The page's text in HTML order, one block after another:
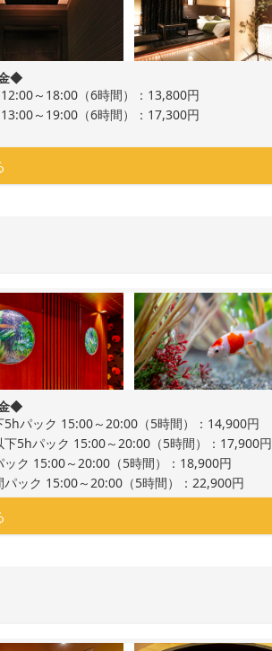
◆
～18:00（6時間）：13,800円
～19:00（6時間）：17,300円
◆
5hパック 15:00～20:00（5時間）：14,900円
下5hパック 15:00～20:00（5時間）：17,900円
ック 15:00～20:00（5時間）：18,900円
パック 15:00～20:00（5時間）：22,900円